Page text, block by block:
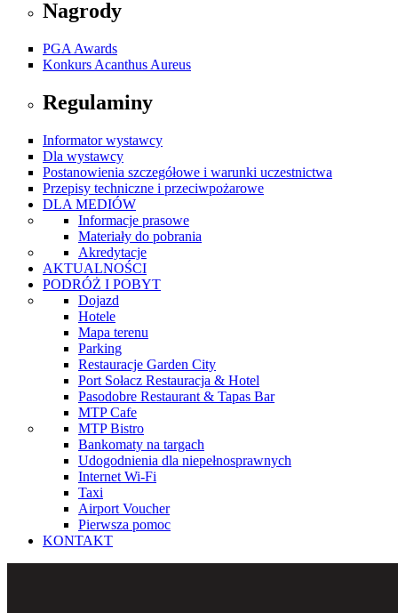
Nagrody
PGA Awards
Konkurs Acanthus Aureus
Regulaminy
Informator wystawcy
Dla wystawcy
Postanowienia szczegółowe i warunki uczestnictwa
Przepisy techniczne i przeciwpożarowe
DLA MEDIÓW
Informacje prasowe
Materiały do pobrania
Akredytacje
AKTUALNOŚCI
PODRÓŻ I POBYT
Dojazd
Hotele
Mapa terenu
Parking
Restauracje Garden City
Port Sołacz Restauracja & Hotel
Pasodobre Restaurant & Tapas Bar
MTP Cafe
MTP Bistro
Bankomaty na targach
Udogodnienia dla niepełnosprawnych
Internet Wi-Fi
Taxi
Airport Voucher
Pierwsza pomoc
KONTAKT